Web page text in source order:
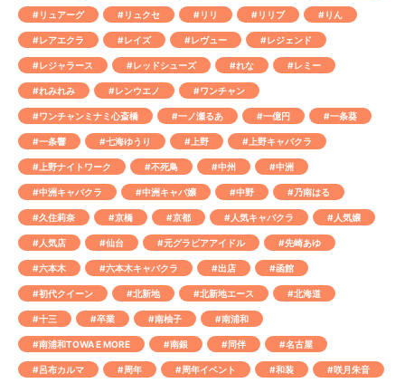
#リュアーグ #リュクセ #リリ #リリブ #りん
#レアエクラ #レイズ #レヴュー #レジェンド
#レジャラース #レッドシューズ #れな #レミー
#れみれみ #レンウエノ #ワンチャン
#ワンチャンミナミ心斎橋 #一ノ瀬るあ #一億円 #一条葵
#一条響 #七海ゆうり #上野 #上野キャバクラ
#上野ナイトワーク #不死鳥 #中州 #中洲
#中洲キャバクラ #中洲キャバ嬢 #中野 #乃南はる
#久住莉奈 #京橋 #京都 #人気キャバクラ #人気嬢
#人気店 #仙台 #元グラビアアイドル #先崎あゆ
#六本木 #六本木キャバクラ #出店 #函館
#初代クイーン #北新地 #北新地エース #北海道
#十三 #卒業 #南柚子 #南浦和
#南浦和TOWA E MORE #南銀 #同伴 #名古屋
#呂布カルマ #周年 #周年イベント #和装 #咲月朱音